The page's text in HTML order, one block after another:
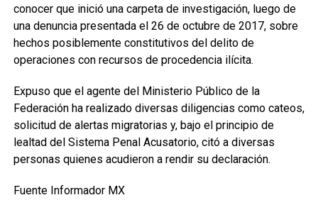
conocer que inició una carpeta de investigación, luego de
una denuncia presentada el 26 de octubre de 2017, sobre
hechos posiblemente constitutivos del delito de
operaciones con recursos de procedencia ilícita.
Expuso que el agente del Ministerio Público de la
Federación ha realizado diversas diligencias como cateos,
solicitud de alertas migratorias y, bajo el principio de
lealtad del Sistema Penal Acusatorio, citó a diversas
personas quienes acudieron a rendir su declaración.
Fuente Informador MX